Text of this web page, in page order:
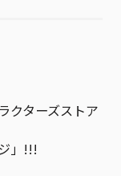
クターズストア
」!!!